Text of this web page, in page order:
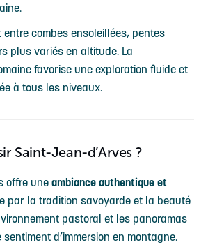
entre combes ensoleillées, pentes
plus variés en altitude. La
favorise une exploration fluide et
à tous les niveaux.
Saint-Jean-d’Arves ?
offre une ambiance authentique et
par la tradition savoyarde et la beauté
pastoral et les panoramas
d’immersion en montagne.